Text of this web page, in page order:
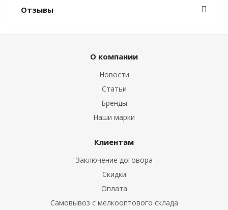
Отзывы
О компании
Новости
Статьи
Бренды
Наши марки
Клиентам
Заключение договора
Скидки
Оплата
Самовывоз с мелкооптового склада